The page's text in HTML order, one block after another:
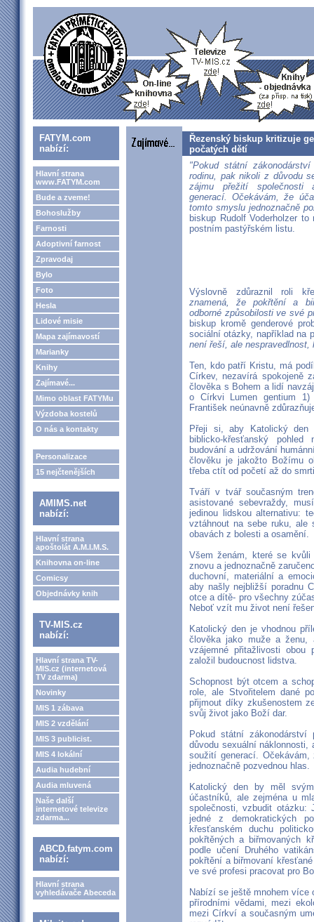
FATYM.com
nabízí:
Hlavní strana
www.FATYM.com
Bude a zveme!
Bohoslužby
Farnosti
Adoptivní farnost
Zpravodaj
Bylo
Foto
Hesla
Lidové misie
Mapa zajímavostí
Marianky
Knihy
Zajímavé...
Mimo oblast FATYMu
Výzdoba kostelů
O nás a kontakty
Personalizace
15 nejčtenějších
AMIMS.net
nabízí:
Hlavní strana
apoštolát A.M.I.M.S.
Knihovna on-line
Comicsy
Objednávky knih
TV-MIS.cz
nabízí:
Hlavní strana TV-
MIS.cz (internetová
TV zdarma)
Novinky
MIS 1 zábava
MIS 2 vzdělání
MIS 3 publicist.
MIS 4 lokální
Audia hudební
Audia mluvená
Naše další
internetové televize
zdarma...
ABCD.fatym.com
nabízí:
Hlavní strana
vyhledávače Abeceda
Řezenský biskup kritizuje
počatých dětí
"Pokud státní
rodinu, pak nikoli z důvodu
zájmu přežití společnosti
generací. Očekávám, že
tomto smyslu jednoznačně
biskup Rudolf Voderholzer
postním pastýřském listu.
Výslovně zdůraznil roli
znamená, že pokřtění a
odborné způsobilosti ve své
biskup kromě genderové
sociální otázky, například na
není řeší, ale nespravedlnost,
Ten, kdo patří Kristu, má
Církev, nezavírá spokojeně
člověka s Bohem a lidí
o Církvi Lumen gentium
František neúnavně
Přeji si, aby Katolický den
biblicko-křesťanský
budování a udržování
člověku je jakožto Božímu
třeba ctít od početí až do
Tváří v tvář současným
asistované sebevraždy,
jedinou lidskou alternativu:
vztáhnout na sebe ruku,
obavách z bolesti a osamění.
Všem ženám, které se
znovu a jednoznačně
duchovní, materiální a
aby našly nejbližší poradnu
otce a dítě- pro všechny
Neboť vzít mu život není
Katolický den je vhodnou
člověka jako muže a ženu,
vzájemné přitažlivosti
založil budoucnost lidstva.
Schopnost být otcem a
role, ale Stvořitelem dané
přijmout díky zkušenostem
svůj život jako Boží dar.
Pokud státní
důvodu sexuální náklonnosti,
soužití generací.
jednoznačně pozvednou hlas.
Katolický den by měl
účastníků, ale zejména u
společnosti, vzbudit otázku:
jedné z demokratických
křesťanském duchu
pokřtěných a biřmovaných
podle učení Druhého
pokřtění a biřmovaní
ve své profesi pracovat pro
Nabízí se ještě mnohem
přírodními vědami, mezi
mezi Církví a současným